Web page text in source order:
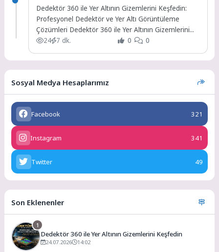
Dedektör 360 ile Yer Altının Gizemlerini Keşfedin:
Profesyonel Dedektör ve Yer Altı Görüntüleme
Çözümleri Dedektör 360 ile Yer Altının Gizemlerini...
24 7 dk. 0 0
Sosyal Medya Hesaplarımız
Facebook 321
Instagram 341
Twitter 49
Son Eklenenler
1
Dedektör 360 ile Yer Altının Gizemlerini Keşfedin
24.07.2026 14:02